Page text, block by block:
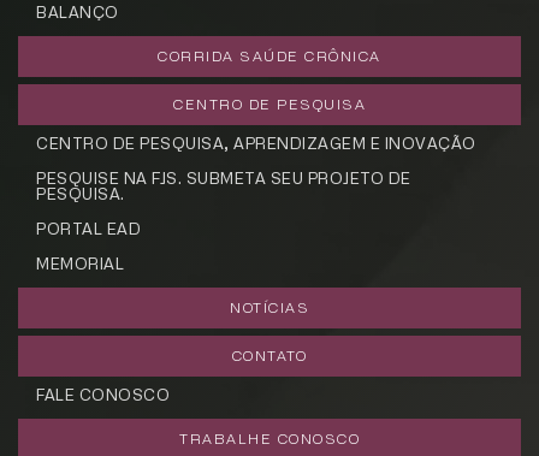
BALANÇO
CORRIDA SAÚDE CRÔNICA
CENTRO DE PESQUISA
CENTRO DE PESQUISA, APRENDIZAGEM E INOVAÇÃO
PESQUISE NA FJS. SUBMETA SEU PROJETO DE
PESQUISA.
PORTAL EAD
MEMORIAL
NOTÍCIAS
CONTATO
FALE CONOSCO
TRABALHE CONOSCO